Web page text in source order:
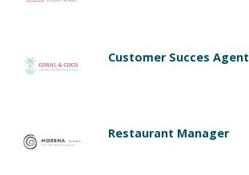
Customer Succes Agent
Restaurant Manager